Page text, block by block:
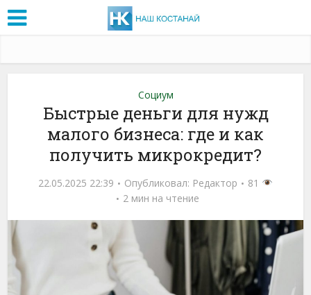
Социум
Быстрые деньги для нужд
малого бизнеса: где и как
получить микрокредит?
22.05.2025 22:39 Опубликовал: Редактор
81
2 мин на чтение